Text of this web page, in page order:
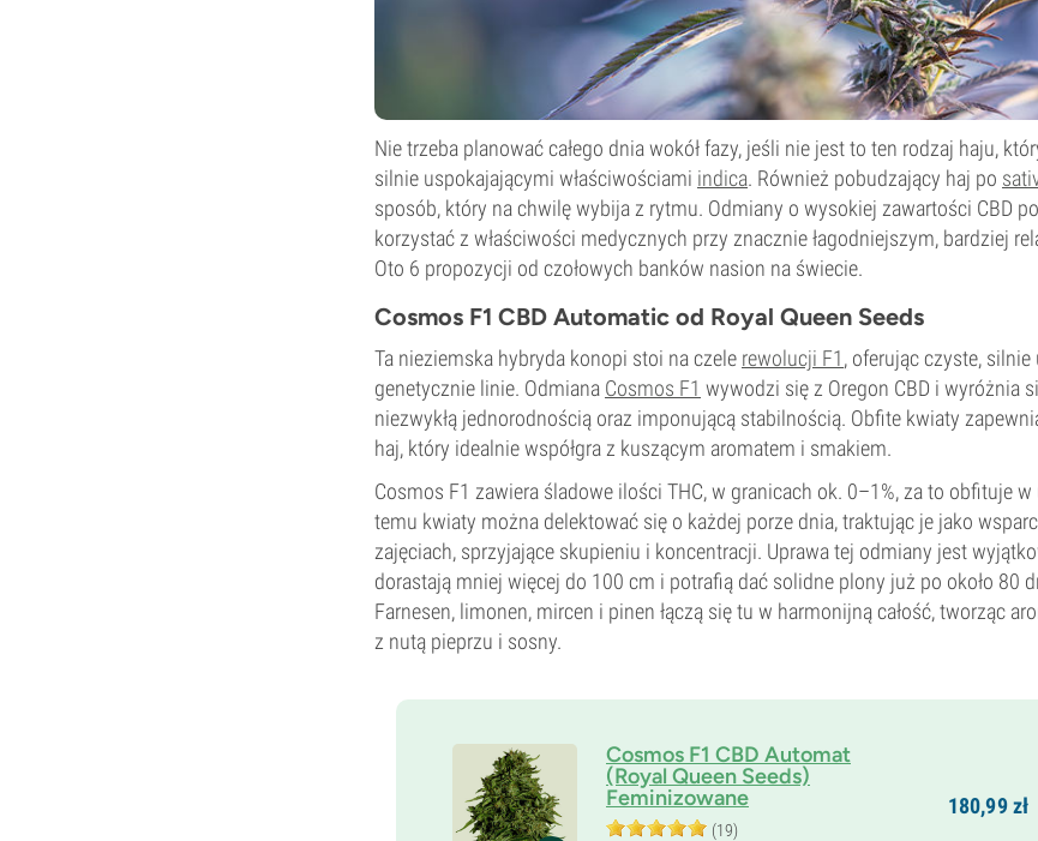
Nie trzeba planować całego dnia wokół fazy, jeśli nie jest to ten rodzaj haju,
silnie uspokajającymi właściwościami indica. Również pobudzający haj po
sposób, który na chwilę wybija z rytmu. Odmiany o wysokiej zawartości CBD
korzystać z właściwości medycznych przy znacznie łagodniejszym, bardziej
Oto 6 propozycji od czołowych banków nasion na świecie.
Cosmos F1 CBD Automatic od Royal Queen Seeds
Ta nieziemska hybryda konopi stoi na czele rewolucji F1, oferując czyste,
genetycznie linie. Odmiana Cosmos F1 wywodzi się z Oregon CBD i wyróżnia
niezwykłą jednorodnością oraz imponującą stabilnością. Obfite kwiaty
haj, który idealnie współgra z kuszącym aromatem i smakiem.
Cosmos F1 zawiera śladowe ilości THC, w granicach ok. 0–1%, za to obfituje w
temu kwiaty można delektować się o każdej porze dnia, traktując je jako
zajęciach, sprzyjające skupieniu i koncentracji. Uprawa tej odmiany jest
dorastają mniej więcej do 100 cm i potrafią dać solidne plony już po około 80
Farnesen, limonen, mircen i pinen łączą się tu w harmonijną całość, tworząc
z nutą pieprzu i sosny.
Cosmos F1 CBD Automat
(Royal Queen Seeds)
Feminizowane
(19)
180,99zł